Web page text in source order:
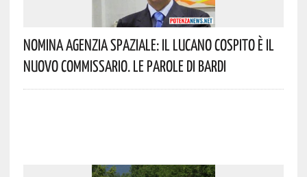
Nomina Agenzia Spaziale: Il Lucano Cospito È Il
Nuovo Commissario. Le Parole Di Bardi